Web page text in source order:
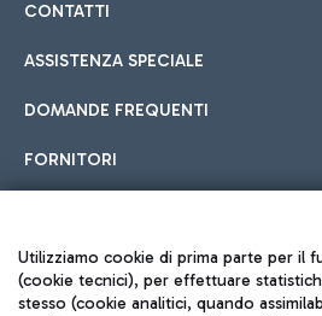
CONTATTI
ASSISTENZA SPECIALE
DOMANDE FREQUENTI
FORNITORI
Seguici sui social
Utilizziamo cookie di prima parte per il
(cookie tecnici), per effettuare
stesso (cookie analitici, quando